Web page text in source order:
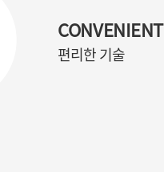
CONVENIENT
편리한 기술